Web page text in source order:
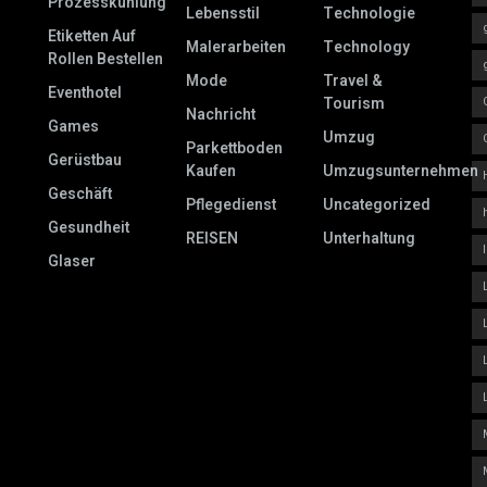
Etiketten Auf
Rollen Bestellen
Eventhotel
Games
Gerüstbau
Geschäft
Gesundheit
Glaser
Lebensstil
Malerarbeiten
Mode
Nachricht
Parkettboden
Kaufen
Pflegedienst
REISEN
Technologie
Technology
Travel &
Tourism
Umzug
Umzugsunternehmen
Uncategorized
Unterhaltung